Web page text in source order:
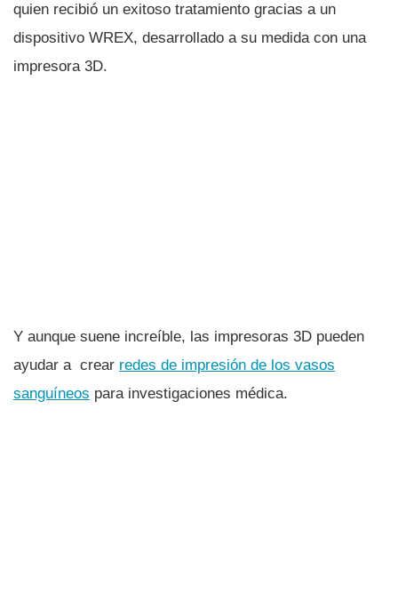
quien recibió un exitoso tratamiento gracias a un
dispositivo WREX, desarrollado a su medida con una
impresora 3D.
Y aunque suene increí­ble, las impresoras 3D pueden
ayudar a crear redes de impresión de los vasos
sanguí­neos para investigaciones médica.